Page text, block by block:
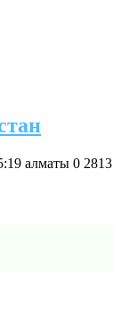
алматы 0 2813